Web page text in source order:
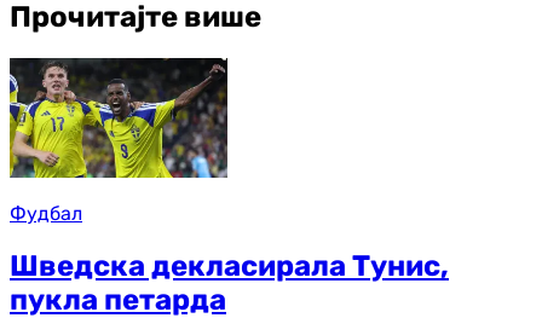
Прочитајте више
Фудбал
Шведска декласирала Тунис,
пукла петарда